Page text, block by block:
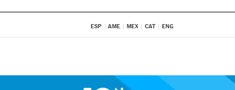
ESP AME MEX CAT ENG